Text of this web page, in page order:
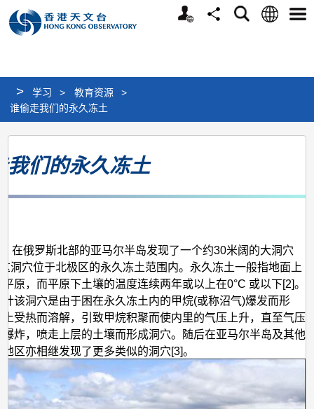
个
分
搜
语
选
> 学习 > 教育资源
>
谁偷走我们的永久冻土
谁
偷
的
永
久
冻
土
我们的永久冻土
在俄罗斯北部的亚马尔半岛发现了一个约30米阔的大洞穴
洞穴位于北极区的永久冻土范围内。永久冻土一般指地面上
原，而平原下土壤的温度连续两年或以上在0°C 或以下[2]。
该洞穴是由于困在永久冻土内的甲烷(或称沼气)爆发而形
受热而溶解，引致甲烷积聚而使内里的气压上升，直至气压
炸，喷走上层的土壤而形成洞穴。随后在亚马尔半岛及其他
区亦相继发现了更多类似的洞穴[3]。